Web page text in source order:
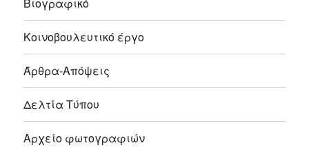
Κοινοβουλευτικό έργο
Άρθρα-Απόψεις
Δελτία Τύπου
Αρχείο φωτογραφιών